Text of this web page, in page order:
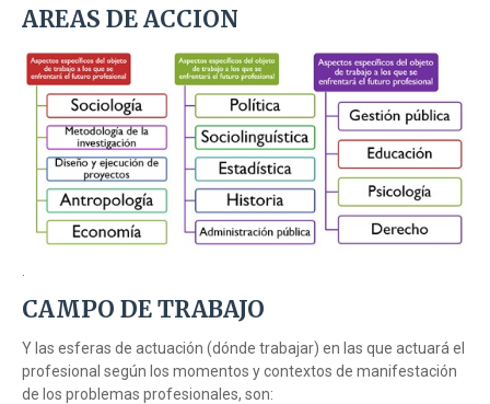
AREAS DE ACCION
CAMPO DE TRABAJO
Y las esferas de actuación (dónde trabajar) en las que actuará el
profesional según los momentos y contextos de manifestación
de los problemas profesionales, son: